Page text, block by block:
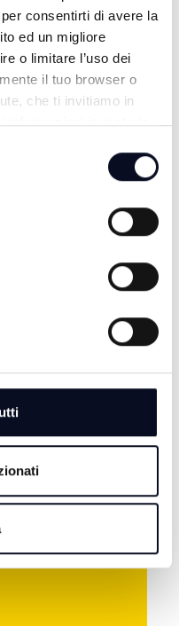
consentirti di avere la
ed un migliore
o limitare l’uso dei
il tuo browser o
che ti invitiamo in
informazioni in materia
TUTTE LE NOTIZIE
arrestati 4